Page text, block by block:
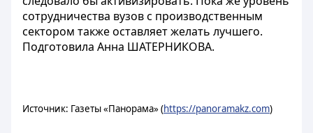
сотрудничества вузов с производственным
сектором также оставляет желать лучшего.
Подготовила Анна ШАТЕРНИКОВА.
Источник: Газеты «Панорама» (https://panoramakz.com)